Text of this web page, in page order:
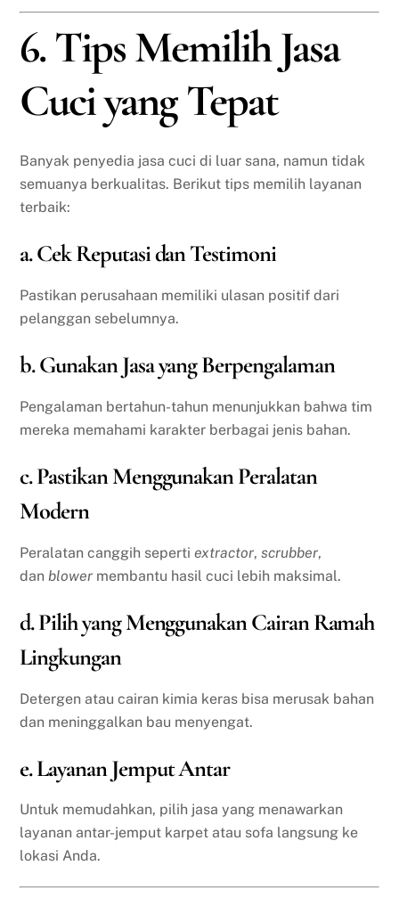
6. Tips Memilih Jasa
Cuci yang Tepat
Banyak penyedia jasa cuci di luar sana, namun tidak
semuanya berkualitas. Berikut tips memilih layanan
terbaik:
a. Cek Reputasi dan Testimoni
Pastikan perusahaan memiliki ulasan positif dari
pelanggan sebelumnya.
b. Gunakan Jasa yang Berpengalaman
Pengalaman bertahun-tahun menunjukkan bahwa tim
mereka memahami karakter berbagai jenis bahan.
c. Pastikan Menggunakan Peralatan
Modern
Peralatan canggih sepertiextractor,scrubber,
dan blower membantu hasil cuci lebih maksimal.
d. Pilih yang Menggunakan Cairan Ramah
Lingkungan
Detergen atau cairan kimia keras bisa merusak bahan
dan meninggalkan bau menyengat.
e. Layanan Jemput Antar
Untuk memudahkan, pilih jasa yang menawarkan
layanan antar-jemput karpet atau sofa langsung ke
lokasi Anda.